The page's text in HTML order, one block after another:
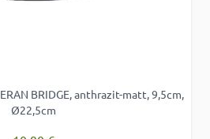
BRIDGE, anthrazit-matt, 9,5cm,
Ø22,5cm